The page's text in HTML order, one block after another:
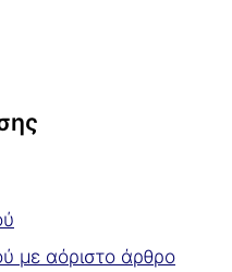
με αόριστο άρθρο